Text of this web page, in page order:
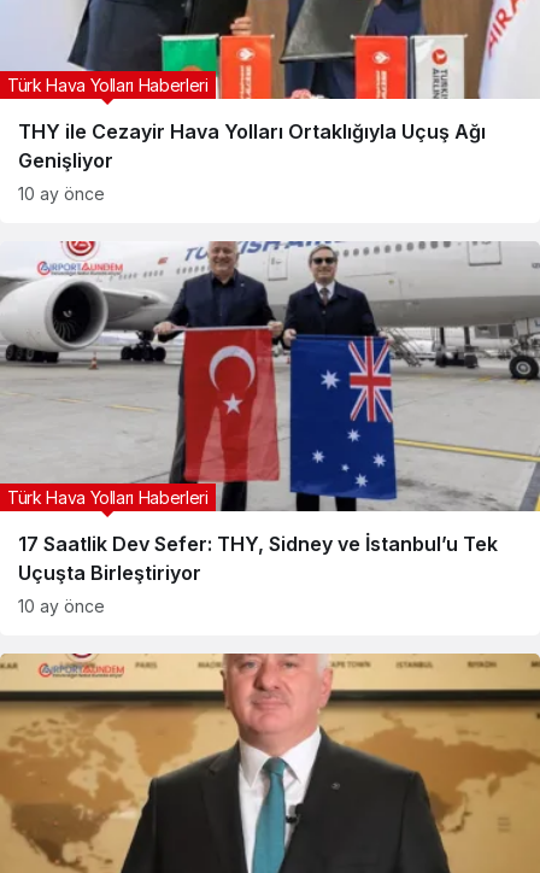
THY ile Cezayir Hava Yolları Ortaklığıyla Uçuş Ağı
Genişliyor
Türk Hava Yolları Haberleri
10 ay önce
17 Saatlik Dev Sefer: THY, Sidney ve İstanbul’u Tek
Uçuşta Birleştiriyor
Türk Hava Yolları Haberleri
10 ay önce